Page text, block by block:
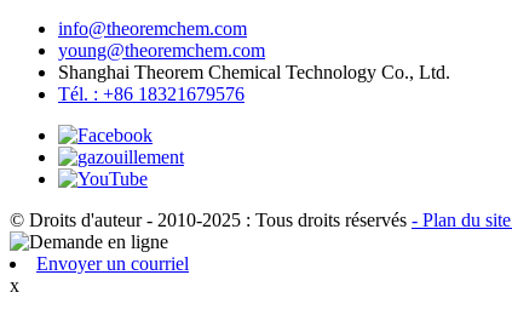
info@theoremchem.com
young@theoremchem.com
Shanghai Theorem Chemical Technology Co., Ltd.
Tél. : +86 18321679576
© Droits d'auteur - 2010-2025 : Tous droits réservés - Plan du site
Envoyer un courriel
x